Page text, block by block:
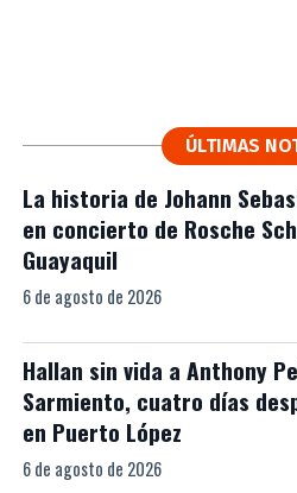
ÚLTIMAS
La historia de Johann
en concierto de Rosche
Guayaquil
6 de agosto de 2026
Hallan sin vida a Anthony
Sarmiento, cuatro días
en Puerto López
6 de agosto de 2026